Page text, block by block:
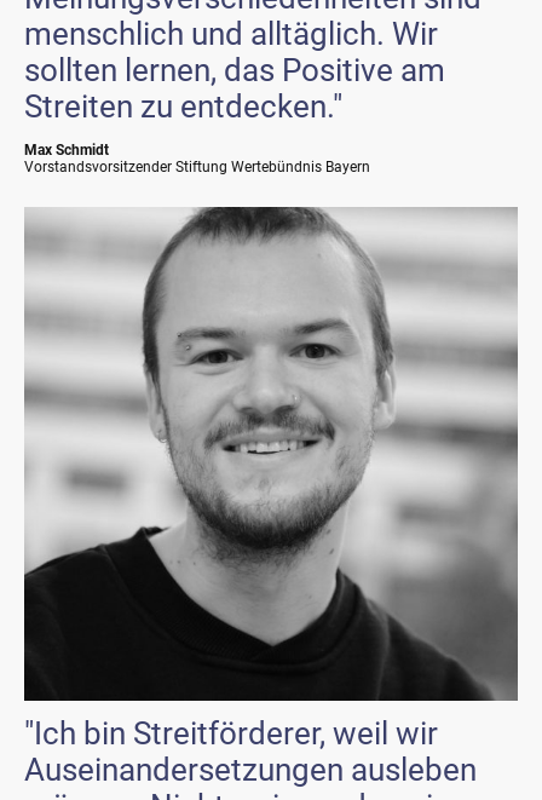
menschlich und alltäglich. Wir
sollten lernen, das Positive am
Streiten zu entdecken."
Max Schmidt
Vorstandsvorsitzender Stiftung Wertebündnis Bayern
"Ich bin Streitförderer, weil wir
Auseinandersetzungen ausleben